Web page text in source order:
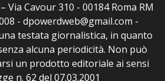
Via Cavour 310 - 00184 Roma RM
- dpowerdweb@gmail.com -
testata giornalistica, in quanto
alcuna periodicità. Non può
un prodotto editoriale ai sensi
n. 62 del 07.03.2001